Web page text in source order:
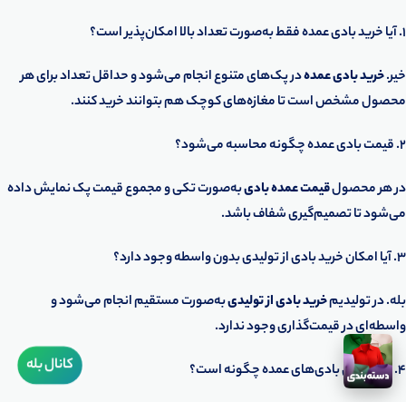
کانال بله
1. آیا خرید بادی عمده فقط به‌صورت تعداد بالا امکان‌پذیر است؟
خیر.خرید بادی عمدهدر پک‌های متنوع انجام می‌شود و حداقل تعداد برای هر
محصول مشخص است تا مغازه‌های کوچک هم بتوانند خرید کنند.
2. قیمت بادی عمده چگونه محاسبه می‌شود؟
در هر محصولقیمت عمده بادیبه‌صورت تکی و مجموع قیمت پک نمایش داده
می‌شود تا تصمیم‌گیری شفاف باشد.
3. آیا امکان خرید بادی از تولیدی بدون واسطه وجود دارد؟
بله. در تولیدیمخرید بادی از تولیدیبه‌صورت مستقیم انجام می‌شود و
واسطه‌ای در قیمت‌گذاری وجود ندارد.
4. سایزبندی بادی‌های عمده چگونه است؟